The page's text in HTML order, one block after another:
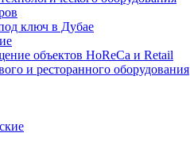
ключ в Дубае
объектов HoReCa и Retail
и ресторанного оборудования